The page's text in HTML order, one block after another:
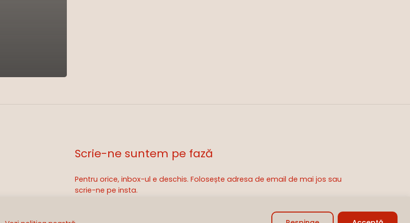
Sub-total:
Finalizare
Scrie-ne suntem pe fază
Pentru orice, inbox-ul e deschis. Folosește adresa de email de mai jos sau
scrie-ne pe insta.